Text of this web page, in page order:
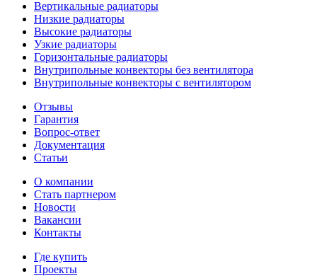
Вертикальные радиаторы
Низкие радиаторы
Высокие радиаторы
Узкие радиаторы
Горизонтальные радиаторы
Внутрипольные конвекторы без вентилятора
Внутрипольные конвекторы с вентилятором
Отзывы
Гарантия
Вопрос-ответ
Документация
Статьи
О компании
Стать партнером
Новости
Вакансии
Контакты
Где купить
Проекты